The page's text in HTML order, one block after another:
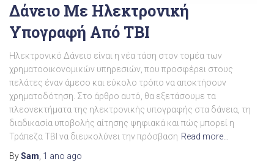
Δάνειο Με Ηλεκτρονική
Υπογραφή Από TBI
Ηλεκτρονικό Δάνειο είναι η νέα τάση στον τομέα των
χρηματοοικονομικών υπηρεσιών, που προσφέρει στους
πελάτες έναν άμεσο και εύκολο τρόπο να αποκτήσουν
χρηματοδότηση. Στο άρθρο αυτό, θα εξετάσουμε τα
πλεονεκτήματα της ηλεκτρονικής υπογραφής στα δάνεια, τη
διαδικασία υποβολής αίτησης ψηφιακά και πώς μπορεί η
Τράπεζα TBI να διευκολύνει την πρόσβαση Read more…
BySam, 1 ano ago